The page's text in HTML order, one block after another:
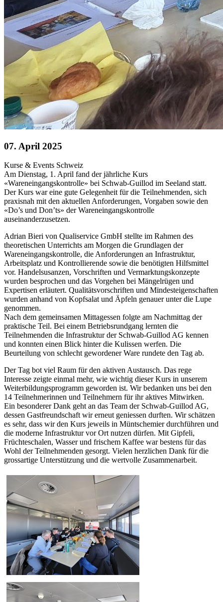
07. April 2025
Kurse & Events Schweiz
Am Dienstag, 1. April fand der jährliche Kurs
«Wareneingangskontrolle» bei Schwab-Guillod im Seeland statt.
Der Kurs war eine gute Gelegenheit für die Teilnehmenden, sich
praxisnah mit den aktuellen Anforderungen, Vorgaben sowie den
«Do’s und Don’ts» der Wareneingangskontrolle
auseinanderzusetzen.
Adrian Bieri von Qualiservice GmbH stellte im Rahmen des
theoretischen Unterrichts am Morgen die Grundlagen der
Wareneingangskontrolle, die Anforderungen an Infrastruktur,
Arbeitsplatz und Kontrollierende sowie die benötigten Hilfsmittel
vor. Handelsusanzen, Vorschriften und Vermarktungskonzepte
wurden besprochen und das Vorgehen bei Mängelrügen und
Expertisen erläutert. Qualitätsvorschriften und Mindesteigenschaften
wurden anhand von Kopfsalat und Äpfeln genauer unter die Lupe
genommen.
Nach dem gemeinsamen Mittagessen folgte am Nachmittag der
praktische Teil. Bei einem Betriebsrundgang lernten die
Teilnehmenden die Infrastruktur der Schwab-Guillod AG kennen
und konnten einen Blick hinter die Kulissen werfen. Die
Beurteilung von schlecht gewordener Ware rundete den Tag ab.
Der Tag bot viel Raum für den aktiven Austausch. Das rege
Interesse zeigte einmal mehr, wie wichtig dieser Kurs in unserem
Weiterbildungsprogramm geworden ist. Wir bedanken uns bei den
14 Teilnehmerinnen und Teilnehmern für ihr aktives Mitwirken.
Ein besonderer Dank geht an das Team der Schwab-Guillod AG,
dessen Gastfreundschaft wir erneut geniessen durften. Wir schätzen
es sehr, dass wir den Kurs jeweils in Müntschemier durchführen und
die moderne Infrastruktur vor Ort nutzen dürfen. Mit Gipfeli,
Früchteschalen, Wasser und frischem Kaffee war bestens für das
Wohl der Teilnehmenden gesorgt. Vielen herzlichen Dank für die
grossartige Unterstützung und die wertvolle Zusammenarbeit.